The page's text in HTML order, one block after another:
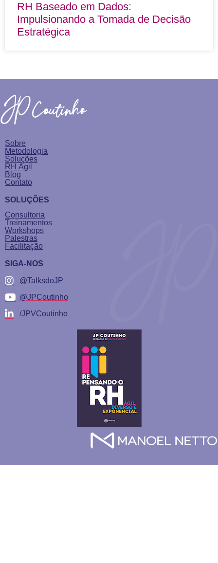
RH Baseado em Dados:
Impulsionando a Tomada de Decisão
Estratégica
Sobre
Metodologia
Soluções
RH Ágil
Blog
Contato
SOLUÇÕES
Consultoria
Treinamentos
Workshops
Palestras
Facilitação
SIGA-NOS
@TalksdoJP
@JPCoutinho
/JPVCoutinho